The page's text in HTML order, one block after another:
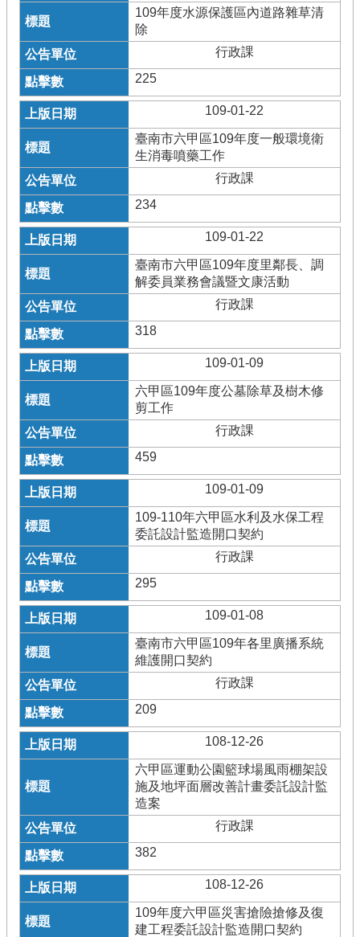
109年度水源保護區內道路雜草清
除
行政課
225
109-01-22
臺南市六甲區109年度一般環境衛
生消毒噴藥工作
行政課
234
109-01-22
臺南市六甲區109年度里鄰長、調
解委員業務會議暨文康活動
行政課
318
109-01-09
六甲區109年度公墓除草及樹木修
剪工作
行政課
459
109-01-09
109-110年六甲區水利及水保工程
委託設計監造開口契約
行政課
295
109-01-08
臺南市六甲區109年各里廣播系統
維護開口契約
行政課
209
108-12-26
六甲區運動公園籃球場風雨棚架設
施及地坪面層改善計畫委託設計監
造案
行政課
382
108-12-26
109年度六甲區災害搶險搶修及復
建工程委託設計監造開口契約